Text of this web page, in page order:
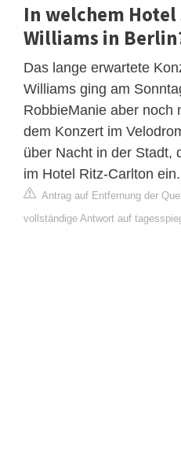
In welchem
Williams in
Das lange erwartete
Williams ging am
RobbieManie aber noch
dem Konzert im
über Nacht in der Stadt,
im Hotel Ritz-Carlton ein.
Antrag auf Entfernung der
vollständige Antwort auf